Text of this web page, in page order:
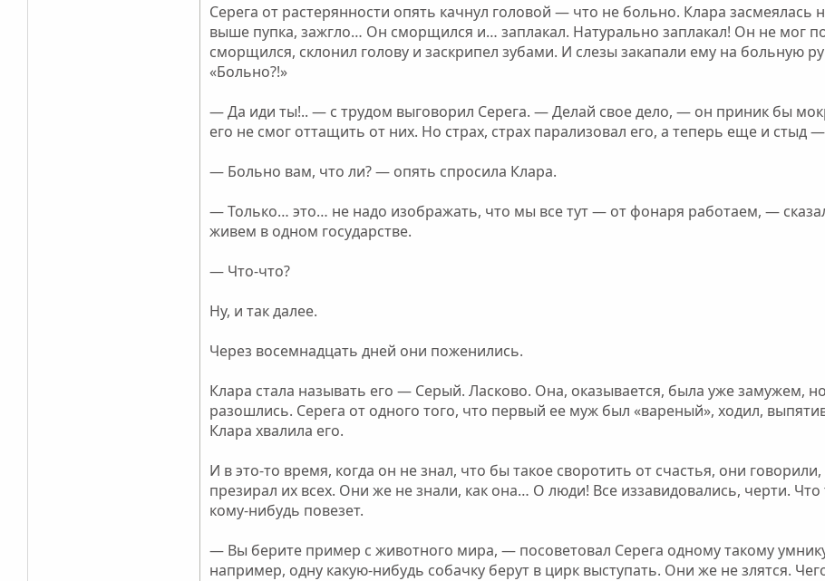
Серега от растерянности опять качнул головой — что не больно. Клара засмеялась
выше пупка, зажгло… Он сморщился и… заплакал. Натурально заплакал! Он не мог
сморщился, склонил голову и заскрипел зубами. И слезы закапали ему на больную
«Больно?!»
— Да иди ты!.. — с трудом выговорил Серега. — Делай свое дело, — он приник бы
его не смог оттащить от них. Но страх, страх парализовал его, а теперь еще и стыд
— Больно вам, что ли? — опять спросила Клара.
— Только… это… не надо изображать, что мы все тут — от фонаря работаем, —
живем в одном государстве.
— Что-что?
Ну, и так далее.
Через восемнадцать дней они поженились.
Клара стала называть его — Серый. Ласково. Она, оказывается, была уже замужем,
разошлись. Серега от одного того, что первый ее муж был «вареный», ходил,
Клара хвалила его.
И в это-то время, когда он не знал, что бы такое своротить от счастья, они
презирал их всех. Они же не знали, как она… О люди! Все иззавидовались, черти.
кому-нибудь повезет.
— Вы берите пример с животного мира, — посоветовал Серега одному такому
например, одну какую-нибудь собачку берут в цирк выступать. Они же не злятся.